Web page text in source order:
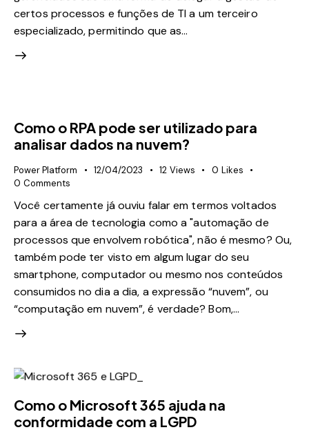
certos processos e funções de TI a um terceiro
especializado, permitindo que as…
Como o RPA pode ser utilizado para
analisar dados na nuvem?
Power Platform 12/04/2023 12 Views 0 Likes
0 Comments
Você certamente já ouviu falar em termos voltados
para a área de tecnologia como a "automação de
processos que envolvem robótica", não é mesmo? Ou,
também pode ter visto em algum lugar do seu
smartphone, computador ou mesmo nos conteúdos
consumidos no dia a dia, a expressão “nuvem”, ou
“computação em nuvem”, é verdade? Bom,…
Como o Microsoft 365 ajuda na
conformidade com a LGPD